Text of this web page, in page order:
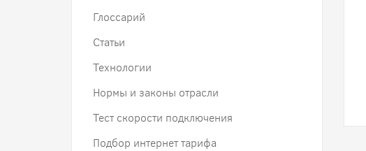
Глоссарий
Статьи
Технологии
Нормы и законы отрасли
Тест скорости подключения
Подбор интернет тарифа